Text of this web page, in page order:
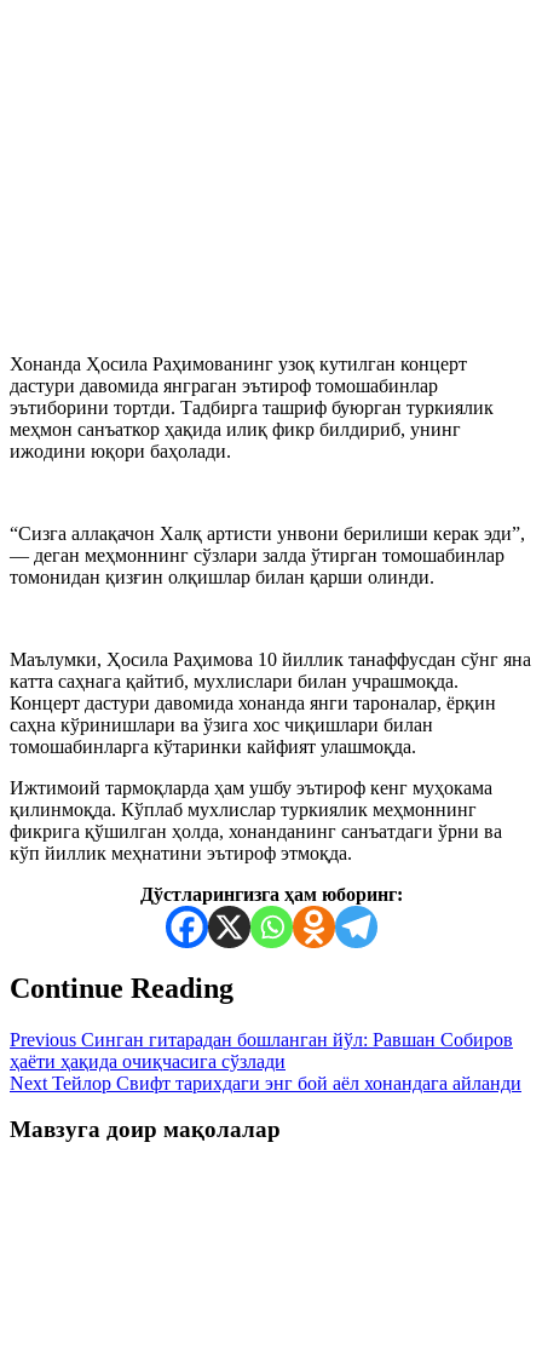
Хонанда Ҳосила Раҳимованинг узоқ кутилган концерт
дастури давомида янграган эътироф томошабинлар
эътиборини тортди. Тадбирга ташриф буюрган туркиялик
меҳмон санъаткор ҳақида илиқ фикр билдириб, унинг
ижодини юқори баҳолади.
“Сизга аллақачон Халқ артисти унвони берилиши керак эди”,
— деган меҳмоннинг сўзлари залда ўтирган томошабинлар
томонидан қизғин олқишлар билан қарши олинди.
Маълумки, Ҳосила Раҳимова 10 йиллик танаффусдан сўнг яна
катта саҳнага қайтиб, мухлислари билан учрашмоқда.
Концерт дастури давомида хонанда янги тароналар, ёрқин
саҳна кўринишлари ва ўзига хос чиқишлари билан
томошабинларга кўтаринки кайфият улашмоқда.
Ижтимоий тармоқларда ҳам ушбу эътироф кенг муҳокама
қилинмоқда. Кўплаб мухлислар туркиялик меҳмоннинг
фикрига қўшилган ҳолда, хонанданинг санъатдаги ўрни ва
кўп йиллик меҳнатини эътироф этмоқда.
Дўстларингизга ҳам юборинг:
Continue Reading
Previous Синган гитарадан бошланган йўл: Равшан Собиров
ҳаёти ҳақида очиқчасига сўзлади
Next Тейлор Свифт тарихдаги энг бой аёл хонандага айланди
Мавзуга доир мақолалар